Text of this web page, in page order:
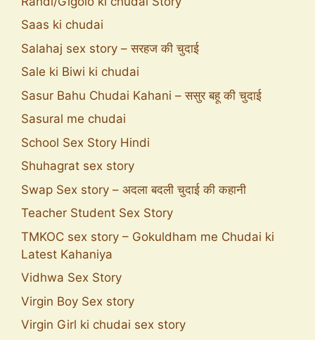
Saas ki chudai
Salahaj sex story – सरहज की चुदाई
Sale ki Biwi ki chudai
Sasur Bahu Chudai Kahani – ससुर बहू की चुदाई
Sasural me chudai
School Sex Story Hindi
Shuhagrat sex story
Swap Sex story – अदला बदली चुदाई की कहानी
Teacher Student Sex Story
TMKOC sex story – Gokuldham me Chudai ki
Latest Kahaniya
Vidhwa Sex Story
Virgin Boy Sex story
Virgin Girl ki chudai sex story